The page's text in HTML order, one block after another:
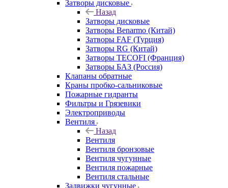
Затворы дисковые
Назад
Затворы дисковые
Затворы Benarmo (Китай)
Затворы FAF (Турция)
Затворы RG (Китай)
Затворы TECOFI (Франция)
Затворы БАЗ (Россия)
Клапаны обратные
Краны пробко-сальниковые
Пожарные гидранты
Фильтры и Грязевики
Электроприводы
Вентиля
Назад
Вентиля
Вентиля бронзовые
Вентиля чугунные
Вентиля пожарные
Вентиля стальные
Задвижки чугунные